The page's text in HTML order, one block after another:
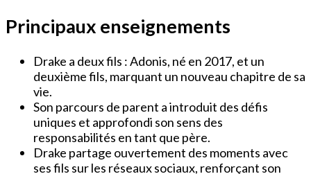
Principaux enseignements
Drake a deux fils : Adonis, né en 2017, et un
deuxième fils, marquant un nouveau chapitre de sa
vie.
Son parcours de parent a introduit des défis
uniques et approfondi son sens des
responsabilités en tant que père.
Drake partage ouvertement des moments avec
ses fils sur les réseaux sociaux, renforçant son